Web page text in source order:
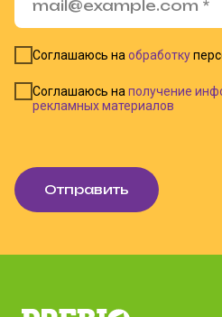
Соглашаюсь на обработку
Соглашаюсь на получение
рекламных материалов
Отправить